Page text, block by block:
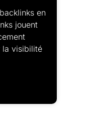
en
jouent
la visibilité